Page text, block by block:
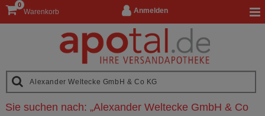
Anmelden
Warenkorb
0
Sie suchen nach: „Alexander Weltecke GmbH & Co